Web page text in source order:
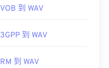
VOB 到 WAV
3GPP 到 WAV
RM 到 WAV